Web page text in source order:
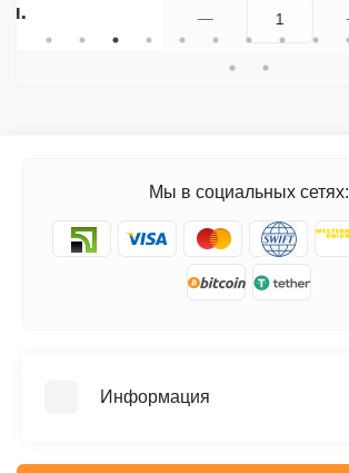
255 грн.
Мы в социальных сетях:
Информация